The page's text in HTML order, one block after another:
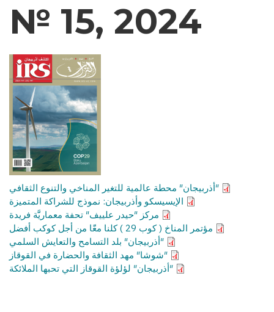
№ 15, 2024
″أذربيجان″ محطة عالمية للتغير المناخي والتنوع الثقافي
الإيسيسكو وأذربيجان: نموذج للشراكة المتميزة
مركز ″حيدر علييف″ تحفة معماريََّة فريدة
مؤتمر المناخ ( كوب 29 ) كلنا معًًا من أجل كوكب أفضل
″أذربيجان″ بلد التسامح والتعايش السلمي
″شوشا″ مهد الثقافة والحضارة في القوقاز
″أذربيجان″ لؤلؤة القوقاز التي تحبها الملائكة